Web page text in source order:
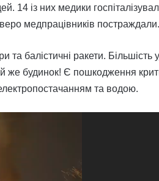
14 із них медики
медпрацівників постраждали.
балістичні ракети. Більшість
же будинок! Є пошкодження
та водою.